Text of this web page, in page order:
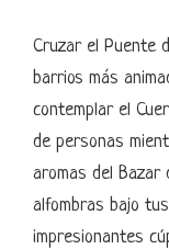
Cruzar el Puente
barrios más
contemplar el
de personas
aromas del
alfombras bajo
impresionantes